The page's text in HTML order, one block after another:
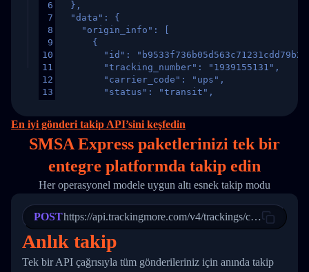
6
7
8
9
10
11
12
13
16
17
19
20
21
22
23
24
25
27
  },
  "data": {
    "origin_info": [
      {
"id":
        "tracking_number": "1939155131",
        "carrier_code": "ups",
        "status": "transit",
        "itemTimeLength": 2,
        "weblink": "",
        "phone": null,
        "trackinfo": [
          {
            "Date": "2017-03-08 04: 22: 00",
"StatusDescription": "Departed
"Details": "Departed Facility
          },
          {
            "Date": "2017-03-06 15:28:00",
"StatusDescription": "Shipment
En iyi gönderi takip API’sini keşfedin
SMSA Express paketlerinizi tek bir
entegre platformda takip edin
Her operasyonel modele uygun altı esnek takip modu
POSThttps://api.trackingmore.com/v4/trackings/create
Anlık takip
Tek bir API çağrısıyla tüm gönderileriniz için anında takip